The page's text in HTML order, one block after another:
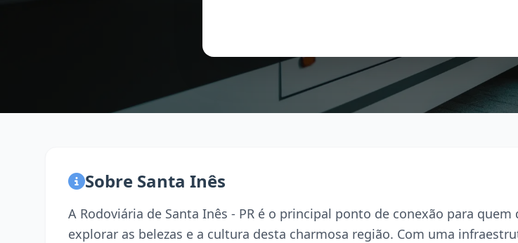
Sobre Santa Inês
A Rodoviária de Santa Inês - PR é o principal ponto de conexão para quem
explorar as belezas e a cultura desta charmosa região. Com uma